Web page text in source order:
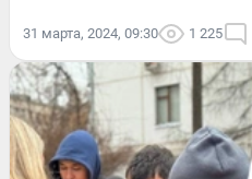
31 марта, 2024, 09:30 1 225